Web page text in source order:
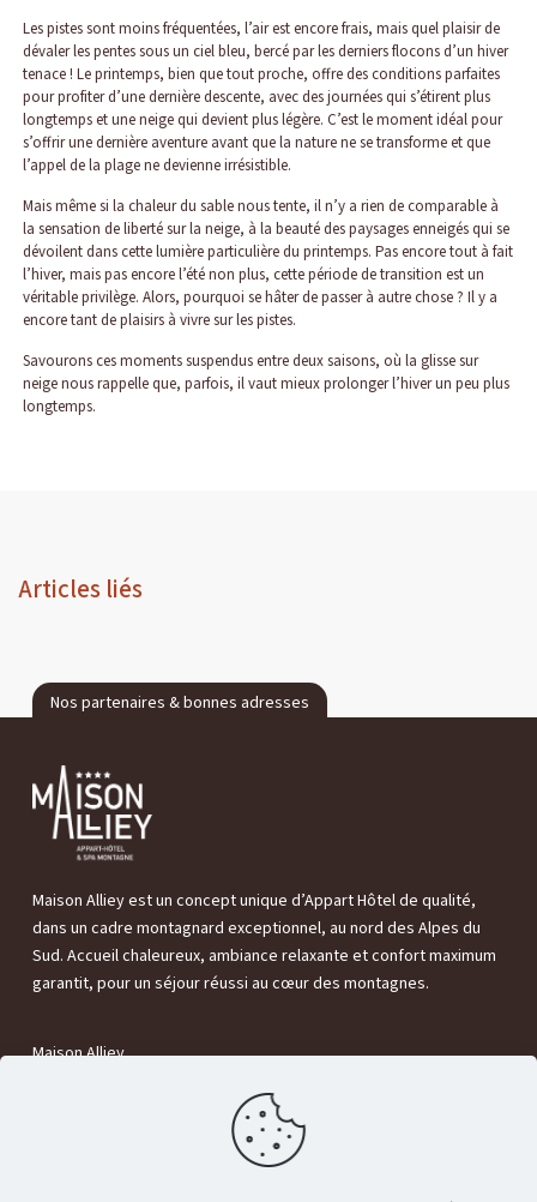
Les pistes sont moins fréquentées, l’air est encore frais, mais quel plaisir de
dévaler les pentes sous un ciel bleu, bercé par les derniers flocons d’un hiver
tenace ! Le printemps, bien que tout proche, offre des conditions parfaites
pour profiter d’une dernière descente, avec des journées qui s’étirent plus
longtemps et une neige qui devient plus légère. C’est le moment idéal pour
s’offrir une dernière aventure avant que la nature ne se transforme et que
l’appel de la plage ne devienne irrésistible.
Mais même si la chaleur du sable nous tente, il n’y a rien de comparable à
la sensation de liberté sur la neige, à la beauté des paysages enneigés qui se
dévoilent dans cette lumière particulière du printemps. Pas encore tout à fait
l’hiver, mais pas encore l’été non plus, cette période de transition est un
véritable privilège. Alors, pourquoi se hâter de passer à autre chose ? Il y a
encore tant de plaisirs à vivre sur les pistes.
Savourons ces moments suspendus entre deux saisons, où la glisse sur
neige nous rappelle que, parfois, il vaut mieux prolonger l’hiver un peu plus
longtemps.
Articles liés
Nos partenaires & bonnes adresses
Maison Alliey est un concept unique d’Appart Hôtel de qualité,
dans un cadre montagnard exceptionnel, au nord des Alpes du
Sud. Accueil chaleureux, ambiance relaxante et confort maximum
garantit, pour un séjour réussi au cœur des montagnes.
Maison Alliey